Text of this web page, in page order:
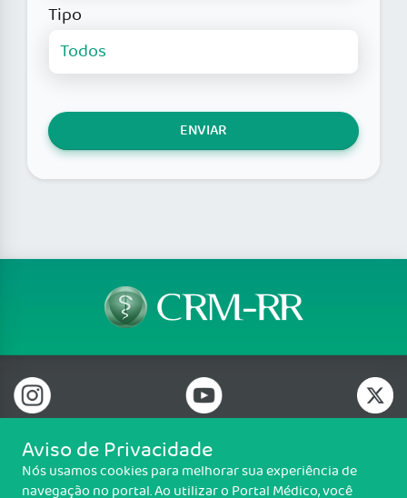
Tipo
ENVIAR
Telefone: (95) 3632-1542 / (95) 3623-1554
Aviso de Privacidade
Nós usamos cookies para melhorar sua experiência de
navegação no portal. Ao utilizar o Portal Médico, você